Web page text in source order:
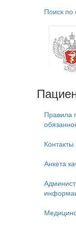
Поиск по
Правила
Анкета